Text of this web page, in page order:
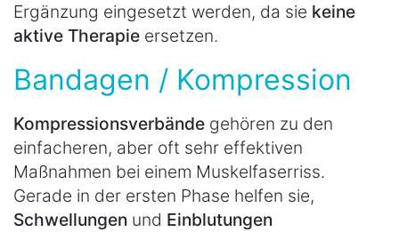
Ergänzung eingesetzt werden, da sie keine
aktive Therapie ersetzen.
Bandagen / Kompression
Kompressionsverbände gehören zu den
einfacheren, aber oft sehr effektiven
Maßnahmen bei einem Muskelfaserriss.
Gerade in der ersten Phase helfen sie,
Schwellungen und Einblutungen